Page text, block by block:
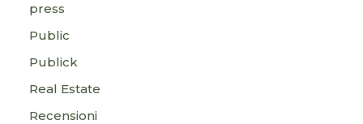
press
Public
Publick
Real Estate
Recensioni